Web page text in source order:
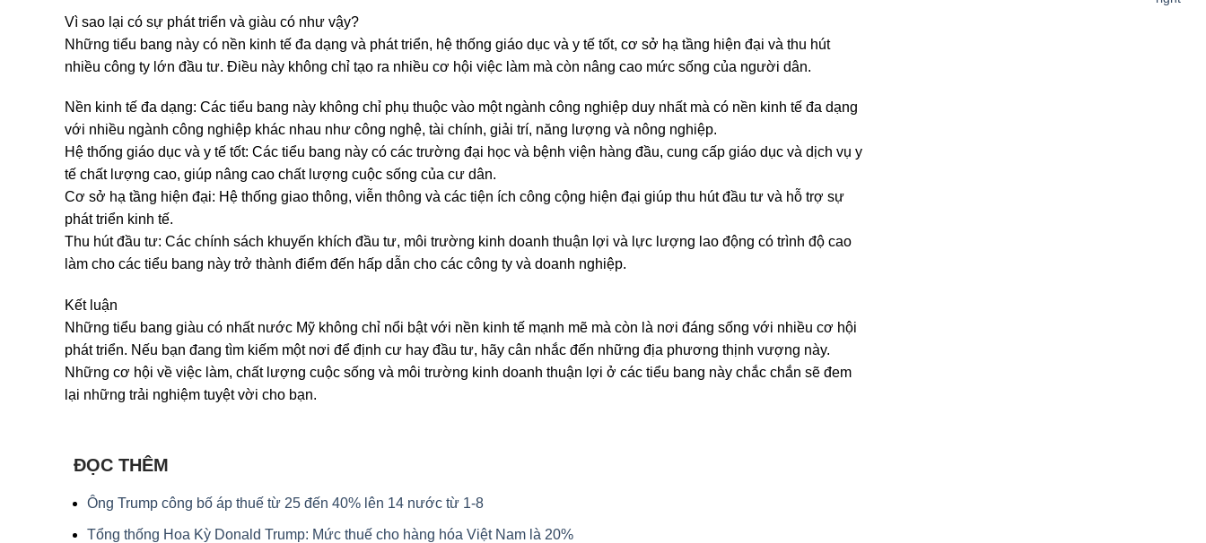
Vì sao lại có sự phát triển và giàu có như vậy?
Những tiểu bang này có nền kinh tế đa dạng và phát triển, hệ thống giáo dục và y tế tốt, cơ sở hạ tầng hiện đại và thu hút
nhiều công ty lớn đầu tư. Điều này không chỉ tạo ra nhiều cơ hội việc làm mà còn nâng cao mức sống của người dân.
Nền kinh tế đa dạng: Các tiểu bang này không chỉ phụ thuộc vào một ngành công nghiệp duy nhất mà có nền kinh tế đa dạng
với nhiều ngành công nghiệp khác nhau như công nghệ, tài chính, giải trí, năng lượng và nông nghiệp.
Hệ thống giáo dục và y tế tốt: Các tiểu bang này có các trường đại học và bệnh viện hàng đầu, cung cấp giáo dục và dịch vụ y
tế chất lượng cao, giúp nâng cao chất lượng cuộc sống của cư dân.
Cơ sở hạ tầng hiện đại: Hệ thống giao thông, viễn thông và các tiện ích công cộng hiện đại giúp thu hút đầu tư và hỗ trợ sự
phát triển kinh tế.
Thu hút đầu tư: Các chính sách khuyến khích đầu tư, môi trường kinh doanh thuận lợi và lực lượng lao động có trình độ cao
làm cho các tiểu bang này trở thành điểm đến hấp dẫn cho các công ty và doanh nghiệp.
Kết luận
Những tiểu bang giàu có nhất nước Mỹ không chỉ nổi bật với nền kinh tế mạnh mẽ mà còn là nơi đáng sống với nhiều cơ hội
phát triển. Nếu bạn đang tìm kiếm một nơi để định cư hay đầu tư, hãy cân nhắc đến những địa phương thịnh vượng này.
Những cơ hội về việc làm, chất lượng cuộc sống và môi trường kinh doanh thuận lợi ở các tiểu bang này chắc chắn sẽ đem
lại những trải nghiệm tuyệt vời cho bạn.
ĐỌC THÊM
Ông Trump công bố áp thuế từ 25 đến 40% lên 14 nước từ 1-8
Tổng thống Hoa Kỳ Donald Trump: Mức thuế cho hàng hóa Việt Nam là 20%